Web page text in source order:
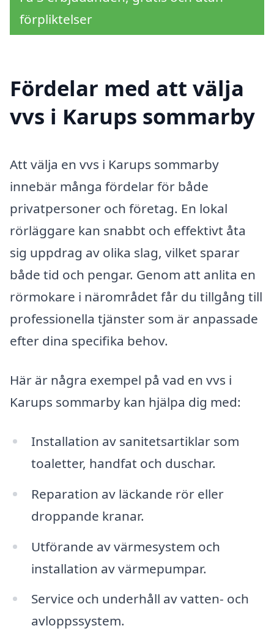
förpliktelser
Fördelar med att välja
vvs i Karups sommarby
Att välja en vvs i Karups sommarby
innebär många fördelar för både
privatpersoner och företag. En lokal
rörläggare kan snabbt och effektivt åta
sig uppdrag av olika slag, vilket sparar
både tid och pengar. Genom att anlita en
rörmokare i närområdet får du tillgång till
professionella tjänster som är anpassade
efter dina specifika behov.
Här är några exempel på vad en vvs i
Karups sommarby kan hjälpa dig med:
Installation av sanitetsartiklar som
toaletter, handfat och duschar.
Reparation av läckande rör eller
droppande kranar.
Utförande av värmesystem och
installation av värmepumpar.
Service och underhåll av vatten- och
avloppssystem.